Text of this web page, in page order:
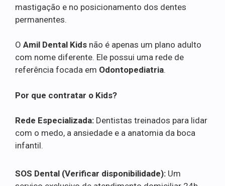
mastigação e no posicionamento dos dentes
permanentes.
O Amil Dental Kids não é apenas um plano adulto
com nome diferente. Ele possui uma rede de
referência focada em Odontopediatria.
Por que contratar o Kids?
Rede Especializada: Dentistas treinados para lidar
com o medo, a ansiedade e a anatomia da boca
infantil.
SOS Dental (Verificar disponibilidade): Um